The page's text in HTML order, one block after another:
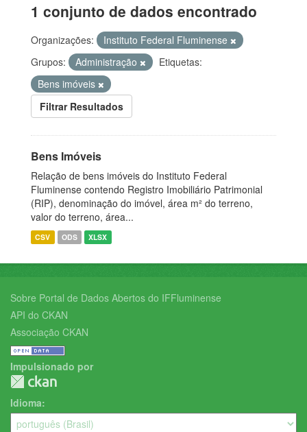
1 conjunto de dados encontrado
Organizações:
Instituto Federal Fluminense
Grupos:
Administração
Etiquetas:
Bens imóveis
Filtrar Resultados
Bens Imóveis
Relação de bens imóveis do Instituto Federal
Fluminense contendo Registro Imobiliário Patrimonial
(RIP), denominação do imóvel, área m² do terreno,
valor do terreno, área...
CSV ODS XLSX
Sobre Portal de Dados Abertos do IFFluminense
API do CKAN
Associação CKAN
Impulsionado por
Idioma